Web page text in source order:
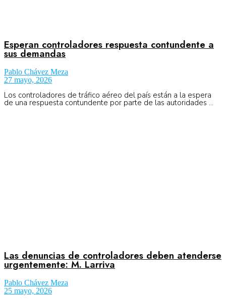
Esperan controladores respuesta contundente a
sus demandas
Pablo Chávez Meza
27 mayo, 2026
Los controladores de tráfico aéreo del país están a la espera
de una respuesta contundente por parte de las autoridades ...
Las denuncias de controladores deben atenderse
urgentemente: M. Larriva
Pablo Chávez Meza
25 mayo, 2026